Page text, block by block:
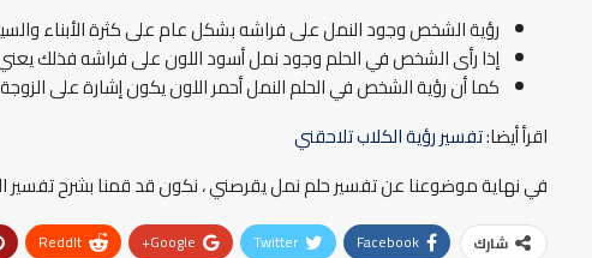
رؤية الشخص وجود النمل على فراشه بشكل عام على كثرة الأبناء
إذا رأى الشخص في الحلم وجود نمل أسود اللون على فراشه فذلك
كما أن رؤية الشخص في الحلم النمل أحمر اللون يكون إشارة على
اقرأ أيضا:تفسير رؤية الكلاب تلاحقني
في نهاية موضوعنا عن تفسير حلم نمل يقرصني ، نكون قد قمنا بشرح تفسير
شارك Facebook
Twitter
Google+
ReddIt